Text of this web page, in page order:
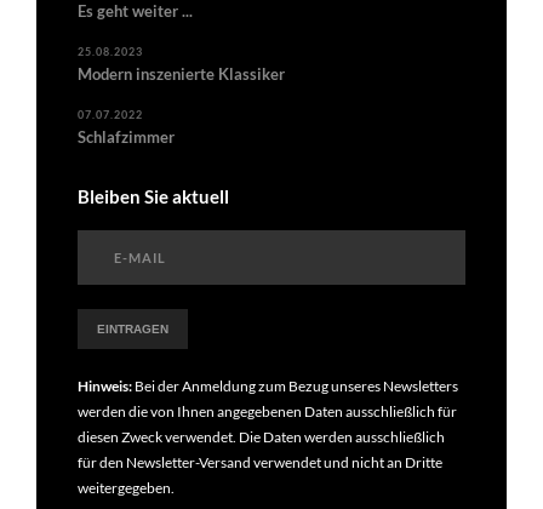
Es geht weiter ...
25.08.2023
Modern inszenierte Klassiker
07.07.2022
Schlafzimmer
Bleiben Sie aktuell
Hinweis: Bei der Anmeldung zum Bezug unseres Newsletters
werden die von Ihnen angegebenen Daten ausschließlich für
diesen Zweck verwendet. Die Daten werden ausschließlich
für den Newsletter-Versand verwendet und nicht an Dritte
weitergegeben.